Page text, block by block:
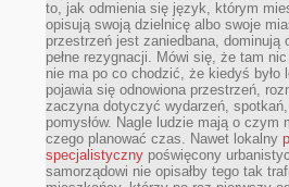
to, jak odmienia się język, którym
opisują swoją dzielnicę albo swoje
przestrzeń jest zaniedbana, dominują
pełne rezygnacji. Mówi się, że tam
nie ma po co chodzić, że kiedyś było
pojawia się odnowiona przestrzeń,
zaczyna dotyczyć wydarzeń,
pomysłów. Nagle ludzie mają o czym
czego planować czas. Nawet lokalny
specjalistyczny poświęcony
samorządowi nie opisałby tego tak